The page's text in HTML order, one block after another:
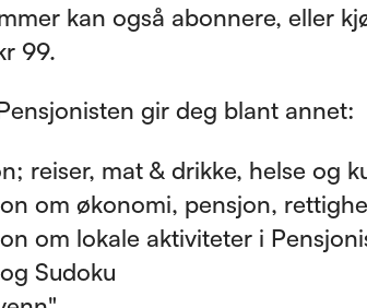
kan også abonnere, eller
99.
gir deg blant annet:
reiser, mat & drikke, helse og
om økonomi, pensjon,
om lokale aktiviteter i
Sudoku